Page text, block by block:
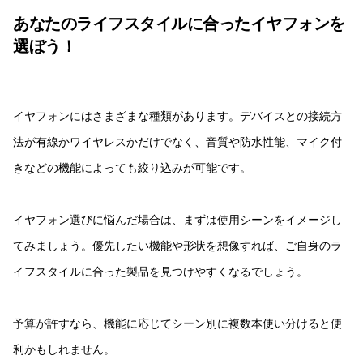
あなたのライフスタイルに合ったイヤフォンを
選ぼう！
イヤフォンにはさまざまな種類があります。デバイスとの接続方
法が有線かワイヤレスかだけでなく、音質や防水性能、マイク付
きなどの機能によっても絞り込みが可能です。
イヤフォン選びに悩んだ場合は、まずは使用シーンをイメージし
てみましょう。優先したい機能や形状を想像すれば、ご自身のラ
イフスタイルに合った製品を見つけやすくなるでしょう。
予算が許すなら、機能に応じてシーン別に複数本使い分けると便
利かもしれません。